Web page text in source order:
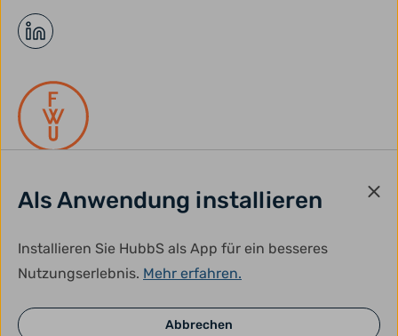
Als Anwendung installieren
Installieren Sie HubbS als App für ein besseres
Nutzungserlebnis. Mehr erfahren.
Abbrechen
gefördert durch: